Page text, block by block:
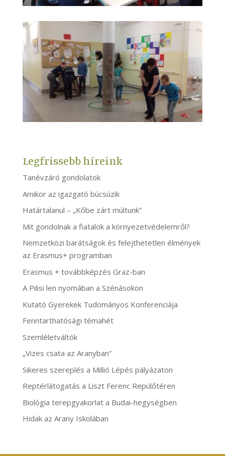
Legfrissebb híreink
Tanévzáró gondolatok
Amikor az igazgató búcsúzik
Határtalanul – „Kőbe zárt múltunk”
Mit gondolnak a fiatalok a környezetvédelemről?
Nemzetközi barátságok és felejthetetlen élmények
az Erasmus+ programban
Erasmus + továbbképzés Graz-ban
A Pilisi len nyomában a Szénásokon
Kutató Gyerekek Tudományos Konferenciája
Fenntarthatósági témahét
Szemléletváltók
„Vizes csata az Aranyban”
Sikeres szereplés a Millió Lépés pályázaton
Reptérlátogatás a Liszt Ferenc Repülőtéren
Biológia terepgyakorlat a Budai-hegységben
Hidak az Arany Iskolában